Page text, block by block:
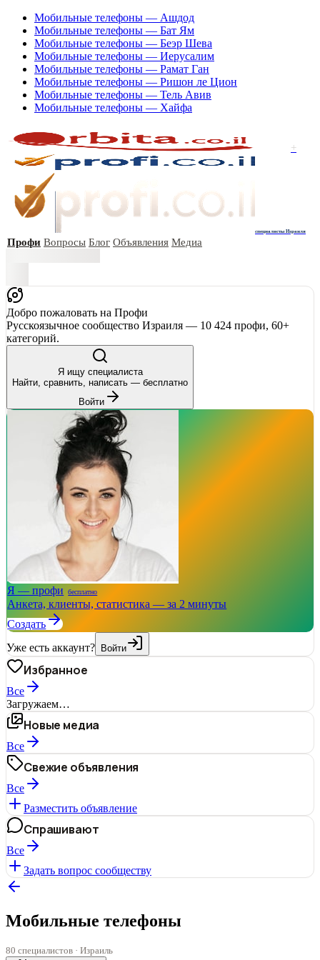
Мобильные телефоны — Ашдод
Мобильные телефоны — Бат Ям
Мобильные телефоны — Беэр Шева
Мобильные телефоны — Иерусалим
Мобильные телефоны — Рамат Ган
Мобильные телефоны — Ришон ле Цион
Мобильные телефоны — Тель Авив
Мобильные телефоны — Хайфа
+
специалисты Израиля
Профи Вопросы Блог Объявления Медиа
Добро пожаловать на Профи
Русскоязычное сообщество Израиля — 10 424 профи, 60+
категорий.
Я ищу специалиста
Найти, сравнить, написать — бесплатно
Войти
Я — профи бесплатно
Анкета, клиенты, статистика — за 2 минуты
Создать
Уже есть аккаунт? Войти
Избранное
Все
Загружаем…
Новые медиа
Все
Свежие объявления
Все
Разместить объявление
Спрашивают
Все
Задать вопрос сообществу
Мобильные телефоны
80 специалистов · Израиль